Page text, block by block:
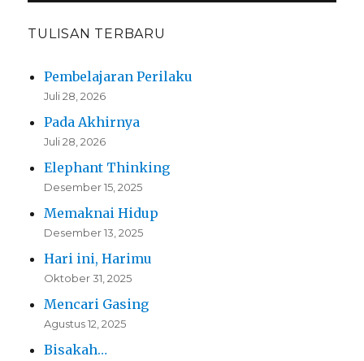
TULISAN TERBARU
Pembelajaran Perilaku
Juli 28, 2026
Pada Akhirnya
Juli 28, 2026
Elephant Thinking
Desember 15, 2025
Memaknai Hidup
Desember 13, 2025
Hari ini, Harimu
Oktober 31, 2025
Mencari Gasing
Agustus 12, 2025
Bisakah…